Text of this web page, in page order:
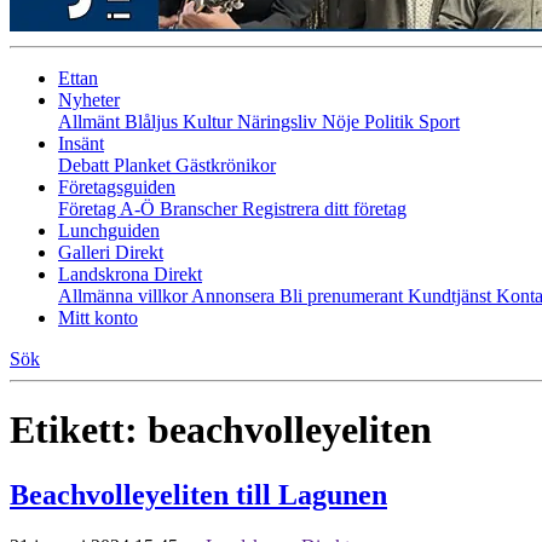
Ettan
Nyheter
Allmänt Blåljus KulturNäringsliv Nöje Politik Sport
Insänt
Debatt Planket Gästkrönikor
Företagsguiden
Företag A-Ö BranscherRegistrera ditt företag
Lunchguiden
Galleri Direkt
Landskrona Direkt
Allmänna villkorAnnonsera Bli prenumerant Kundtjänst
Mitt konto
Sök
Etikett: beachvolleyeliten
Beachvolleyeliten till Lagunen